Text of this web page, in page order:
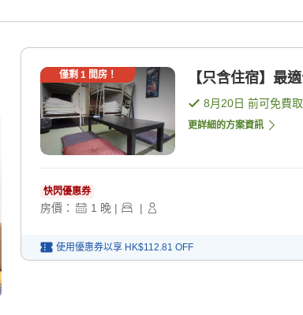
僅剩 1間房！ 【只含住宿】最
8月20日 前可免費
更詳細的方案資訊
快閃優惠券
房價： 1 晚 | |
使用優惠券以享 HK$112.81 OFF